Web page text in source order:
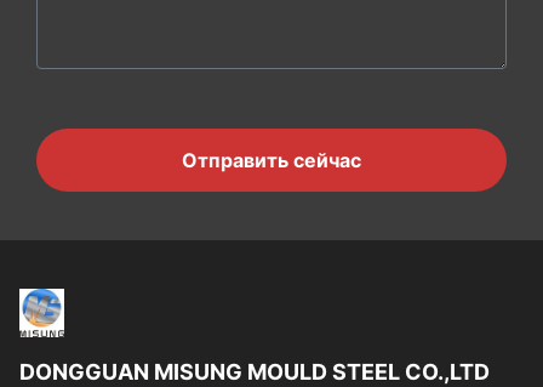
Отправить сейчас
DONGGUAN MISUNG MOULD STEEL CO.,LTD